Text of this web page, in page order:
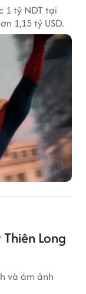
1 tỷ NDT tại
1,15 tỷ USD.
Long
và ám ảnh